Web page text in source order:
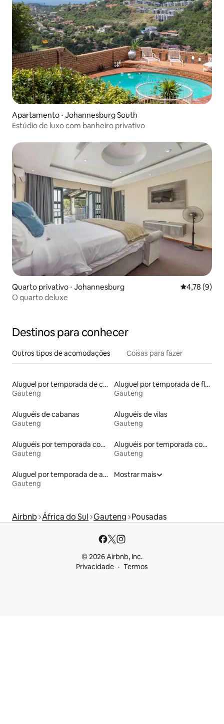
Apartamento ⋅ Johannesburg South
Estúdio de luxo com banheiro privativo
Quarto privativo ⋅ Johannesburg 4,78 de
4,78 (9)
O quarto deluxe
Destinos para conhecer
Outros tipos de acomodações Coisas para fazer
Aluguel por temporada de casas de hóspedes
Gauteng
Aluguel por temporada de flats
Gauteng
Aluguéis de cabanas
Gauteng
Aluguéis de vilas
Gauteng
Aluguéis por temporada com banheira de hidromassagem
Gauteng
Aluguéis por temporada com caiaque
Gauteng
Aluguel por temporada de apart-hotéis
Gauteng
Mostrar mais
Airbnb África do Sul Gauteng Pousadas
© 2026 Airbnb, Inc.
Privacidade
Termos